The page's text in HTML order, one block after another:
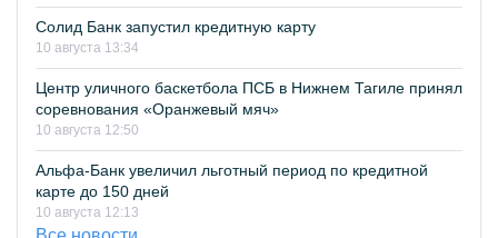
Солид Банк запустил кредитную карту
10 августа 13:34
Центр уличного баскетбола ПСБ в Нижнем Тагиле принял
соревнования «Оранжевый мяч»
10 августа 12:50
Альфа-Банк увеличил льготный период по кредитной
карте до 150 дней
10 августа 12:13